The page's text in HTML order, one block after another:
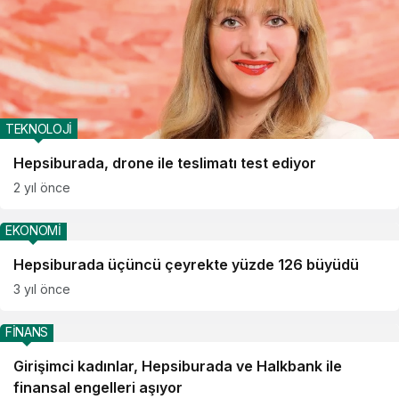
Hepsiburada, drone ile teslimatı test ediyor
TEKNOLOJİ
2 yıl önce
Hepsiburada üçüncü çeyrekte yüzde 126 büyüdü
EKONOMİ
3 yıl önce
Girişimci kadınlar, Hepsiburada ve Halkbank ile
finansal engelleri aşıyor
FİNANS